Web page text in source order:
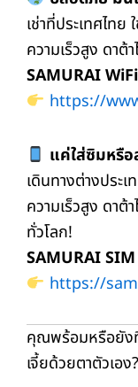
เช่าที่ประเทศไทย
ความเร็วสูง ดาต้
SAMURAI WiFi
https://
แค่ใส่ซิมหรือ
เดินทางต่างประ
ความเร็วสูง ดาต้
ทั่วโลก!
SAMURAI
https://
คุณพร้อมหรือยังที่
เจี้ยด้วยตาตัวเอง?